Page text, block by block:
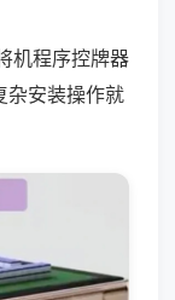
机程序控牌器
杂安装操作就